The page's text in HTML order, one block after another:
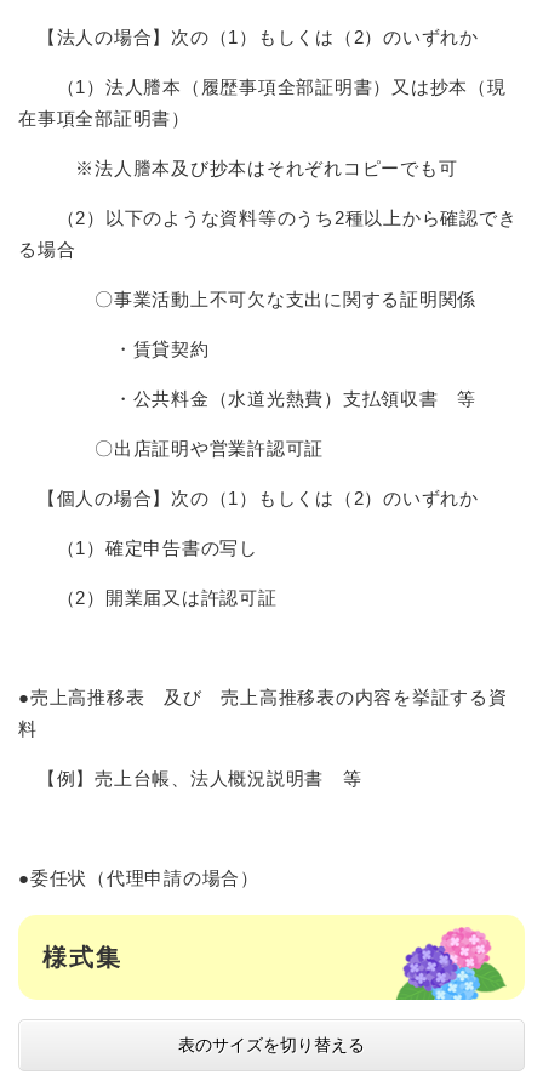
【法人の場合】次の（1）もしくは（2）のいずれか
（1）法人謄本（履歴事項全部証明書）又は抄本（現
在事項全部証明書）
※法人謄本及び抄本はそれぞれコピーでも可
（2）以下のような資料等のうち2種以上から確認でき
る場合
〇事業活動上不可欠な支出に関する証明関係
・賃貸契約
・公共料金（水道光熱費）支払領収書 等
〇出店証明や営業許認可証
【個人の場合】次の（1）もしくは（2）のいずれか
（1）確定申告書の写し
（2）開業届又は許認可証
●売上高推移表 及び 売上高推移表の内容を挙証する資
料
【例】売上台帳、法人概況説明書 等
●委任状（代理申請の場合）
様式集
表のサイズを切り替える